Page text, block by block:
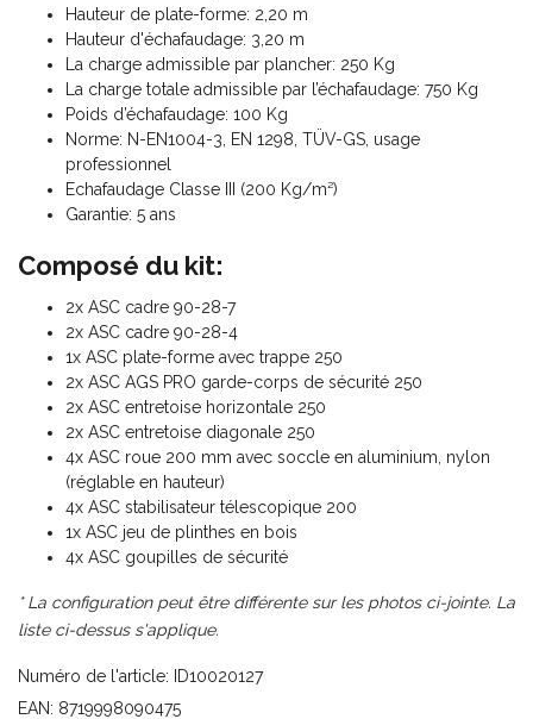
Hauteur de plate-forme: 2,20 m
Hauteur d'échafaudage: 3,20 m
La charge admissible par plancher: 250 Kg
La charge totale admissible par l’échafaudage: 750 Kg
Poids d’échafaudage: 100 Kg
Norme: N-EN1004-3, EN 1298, TÜV-GS, usage
professionnel
Echafaudage Classe III (200 Kg/m²)
Garantie: 5 ans
Composé du kit:
2x ASC cadre 90-28-7
2x ASC cadre 90-28-4
1x ASC plate-forme avec trappe 250
2x ASC AGS PRO garde-corps de sécurité 250
2x ASC entretoise horizontale 250
2x ASC entretoise diagonale 250
4x ASC roue 200 mm avec soccle en aluminium, nylon
(réglable en hauteur)
4x ASC stabilisateur télescopique 200
1x ASC jeu de plinthes en bois
4x ASC goupilles de sécurité
* La configuration peut être différente sur les photos ci-jointe. La
liste ci-dessus s'applique.
Numéro de l'article: ID10020127
EAN: 8719998090475